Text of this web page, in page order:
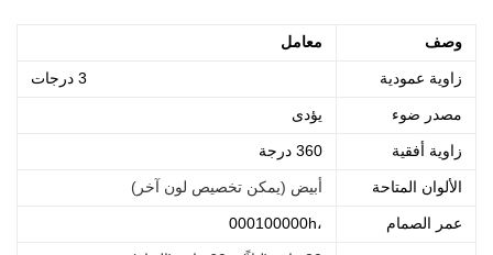
وصف معامل
زاوية عمودية 3 درجات
مصدر ضوء يؤدى
زاوية أفقية 360 درجة
الألوان المتاحة أبيض (يمكن تخصيص لون آخر)
عمر الصمام ،000100000h